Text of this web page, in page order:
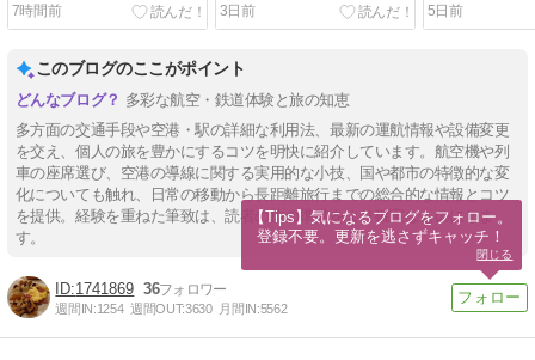
7時間前
3日前
5日前
このブログのここがポイント
多彩な航空・鉄道体験と旅の知恵
多方面の交通手段や空港・駅の詳細な利用法、最新の運航情報や設備変更
を交え、個人の旅を豊かにするコツを明快に紹介しています。航空機や列
車の座席選び、空港の導線に関する実用的な小技、国や都市の特徴的な変
化についても触れ、日常の移動から長距離旅行までの総合的な情報とコツ
を提供。経験を重ねた筆致は、読者の旅の準備をより確実なものにしま
す。
1741869 36
週間IN:1254 週間OUT:3630 月間IN:5562
【Tips】気になるブログをフォロー。
登録不要。更新を逃さずキャッチ！
閉じる